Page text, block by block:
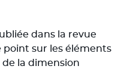
dans la revue
sur les éléments
la dimension